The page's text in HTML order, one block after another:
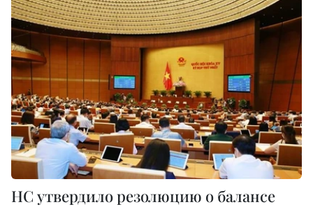
НС утвердило резолюцию о балансе